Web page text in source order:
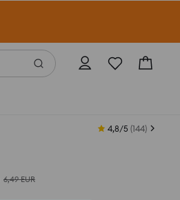
4,8/5 (144)
6,49 EUR